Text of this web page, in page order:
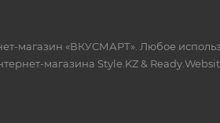
магазин «ВКУСМАРТ». Любое
магазина Style.KZ&